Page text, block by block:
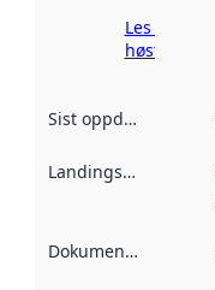
Les mer om
høsting her
Sist oppdatert
Landingsside
Dokumentasjon